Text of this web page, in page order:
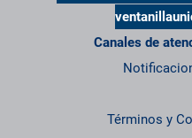
Canales de
Términos y